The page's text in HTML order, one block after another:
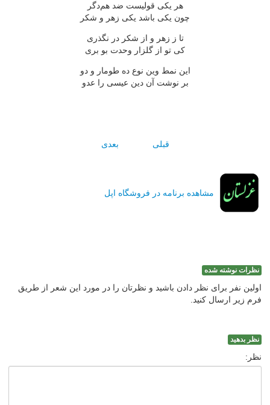
هر يکى قوليست ضد هم‌دگر
چون يکى باشد يکى زهر و شکر
تا ز زهر و از شکر در نگذرى
کى تو از گلزار وحدت بو برى
اين نمط وين نوع ده طومار و دو
بر نوشت آن دين عيسى را عدو
قبلی بعدی
مشاهده برنامه در فروشگاه اپل
نظرات نوشته شده
اولین نفر برای نظر دادن باشید و نظرتان را در مورد این شعر از طریق
فرم زیر ارسال کنید.
نظر بدهید
نظر: